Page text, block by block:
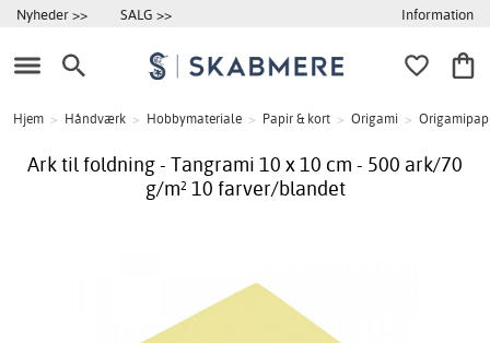
Nyheder >> SALG >> Information
Hjem > Håndværk > Hobbymateriale > Papir & kort > Origami >
Ark til foldning - Tangrami 10 x 10 cm - 500 ark/70
g/m² 10 farver/blandet